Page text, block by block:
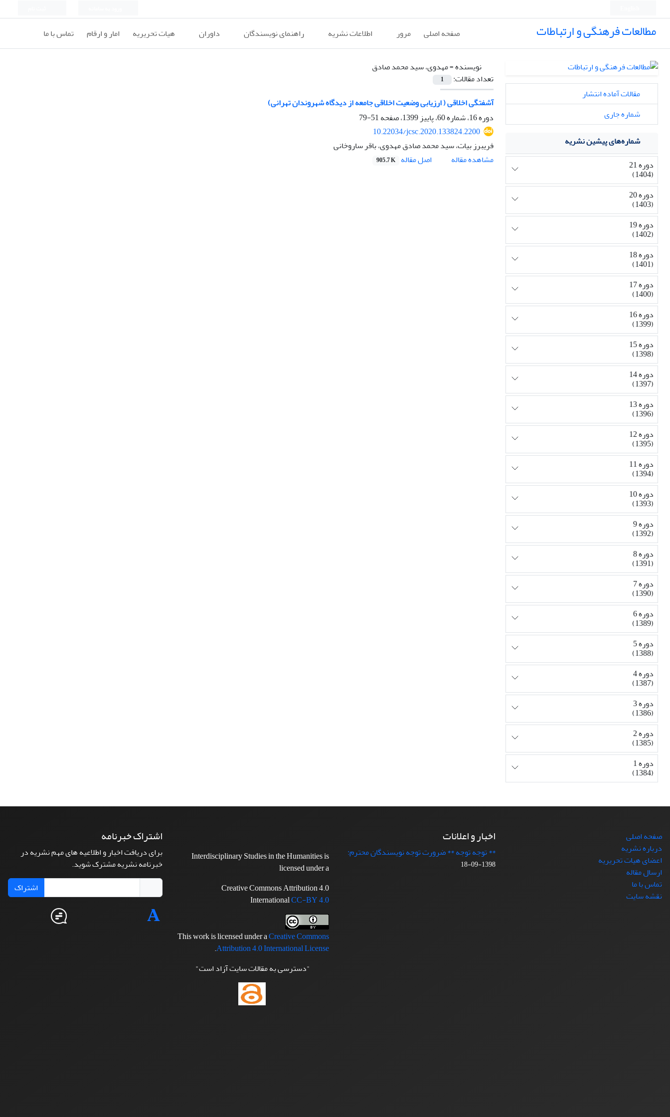
مطالعات فرهنگی و ارتباطات صفحه اصلی مرور اطلاعات نشریه راهنمای نویسندگان داوران هیات تحریریه امار و ارقام تماس با ما
نویسنده =مهدوی، سید محمد صادق
تعداد مقالات:
1
آشفتگی اخلاقی ( ارزیابی وضعیت اخلاقی جامعه از دیدگاه شهروندان تهرانی)
دوره 16، شماره 60، پاییز 1399، صفحه
51-79
10.22034/jcsc.2020.133824.2200
فریبرز بیات، سید محمد صادق مهدوی، باقر ساروخانی
مشاهده مقاله
اصل مقاله 905.7 K
مقالات آماده انتشار
شماره جاری
شماره‌های پیشین نشریه
دوره 21
(1404)
دوره 20
(1403)
دوره 19
(1402)
دوره 18
(1401)
دوره 17
(1400)
دوره 16
(1399)
دوره 15
(1398)
دوره 14
(1397)
دوره 13
(1396)
دوره 12
(1395)
دوره 11
(1394)
دوره 10
(1393)
دوره 9
(1392)
دوره 8
(1391)
دوره 7
(1390)
دوره 6
(1389)
دوره 5
(1388)
دوره 4
(1387)
دوره 3
(1386)
دوره 2
(1385)
دوره 1
(1384)
صفحه اصلی
درباره نشریه
اعضای هیات تحریریه
ارسال مقاله
تماس با ما
نقشه سایت
اخبار و اعلانات
** توجه توجه ** ضرورت توجه نویسندگان محترم:
1398-09-18
Interdisciplinary Studies in the Humanities is
licensed under a
Creative Commons Attribution 4.0
InternationalCC-BY 4.0
This work is licensed under aCreative Commons
Attribution 4.0 International License
.
"دسترسی به مقالات سایت آزاد است"
اشتراک خبرنامه
برای دریافت اخبار و اطلاعیه های مهم نشریه در
خبرنامه نشریه مشترک شوید.
اشتراک